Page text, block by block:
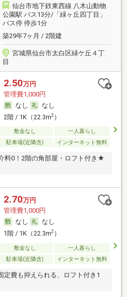
仙台市地下鉄東西線 八木山動物
公園駅 バス13分/「緑ヶ丘四丁目」
バス停 停歩1分
築29年7ヶ月 / 2階建
宮城県仙台市太白区緑ケ丘４丁
目
2.50万円
管理費1,000円
なし
なし
2階 / 1K（22.3m2）
敷金なし
一人暮らし
駐車場(近隣含) インターネット無料
料0！2階の角部屋・ロフト付き★
2.70万円
管理費1,000円
なし
なし
1階 / 1K（22.3m2）
敷金なし
一人暮らし
駐車場(近隣含) インターネット無料
定費も抑えられる、ロフト付き1